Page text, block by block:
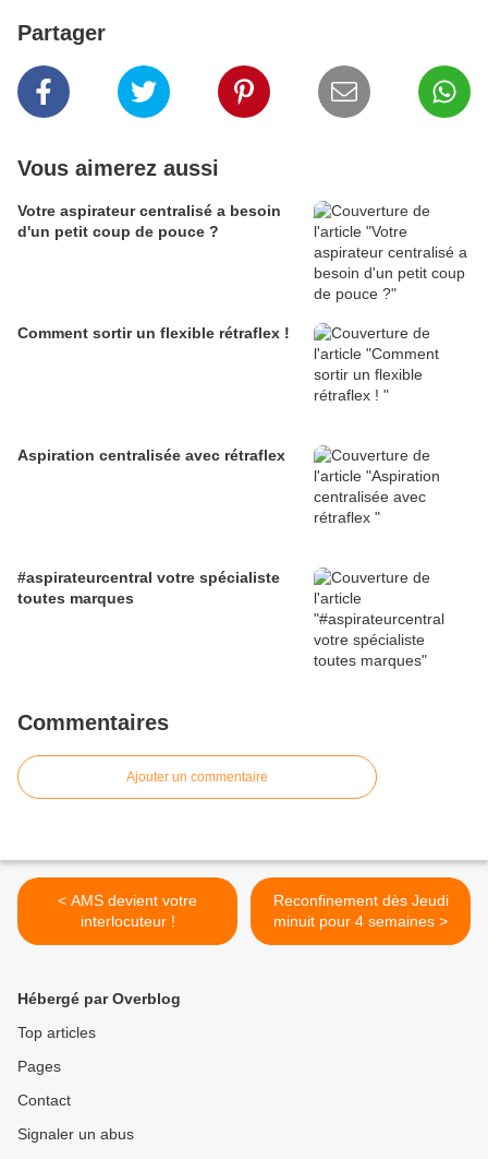
Partager
Vous aimerez aussi
Votre aspirateur centralisé a besoin
d'un petit coup de pouce ?
Comment sortir un flexible rétraflex !
Aspiration centralisée avec rétraflex
#aspirateurcentral votre spécialiste
toutes marques
Commentaires
Ajouter un commentaire
< AMS devient votre
interlocuteur !
Reconfinement dès Jeudi
minuit pour 4 semaines >
Hébergé par Overblog
Top articles
Pages
Contact
Signaler un abus